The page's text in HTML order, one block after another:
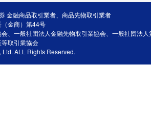
金融商品取引業者、商品先物取引業者
金商）第44号
、一般社団法人金融先物取引業協会、一般社団法
取引業協会
ALL Rights Reserved.